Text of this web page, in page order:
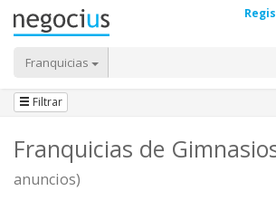
Franquicias
Filtrar
Franquicias de
anuncios)